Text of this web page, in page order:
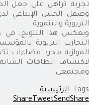
تجربة تراهن على جعل
وصقل الحس الإبداعي
التربوية والتنموية.
ويعكس هذا التتويج، في
التجارب التربوية
الموازية مجرد فضاءات
لاكتشاف الطاقات
ومجتمعي.
Tags:
الرئيسية
ShareTweetSendShare